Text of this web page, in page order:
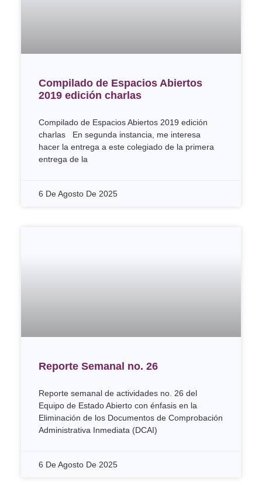
Compilado de Espacios Abiertos
2019 edición charlas
Compilado de Espacios Abiertos 2019 edición
charlas En segunda instancia, me interesa
hacer la entrega a este colegiado de la primera
entrega de la
6 De Agosto De 2025
Reporte Semanal no. 26
Reporte semanal de actividades no. 26 del
Equipo de Estado Abierto con énfasis en la
Eliminación de los Documentos de Comprobación
Administrativa Inmediata (DCAI)
6 De Agosto De 2025